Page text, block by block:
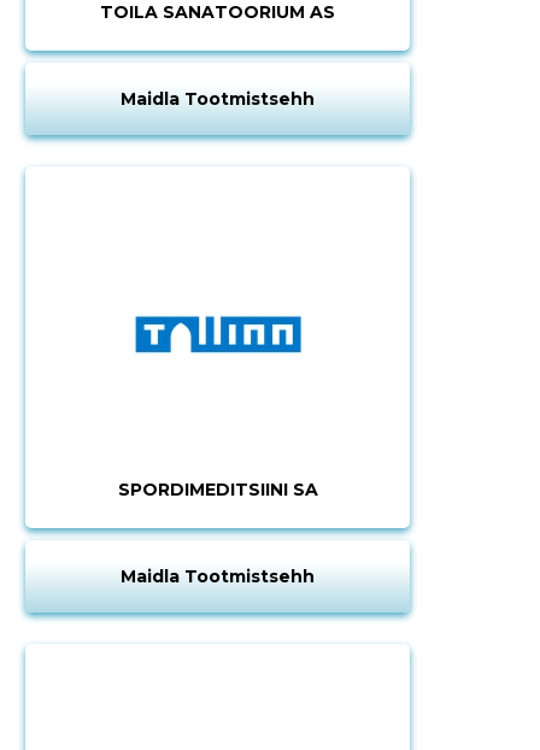
TOILA SANATOORIUM AS
Maidla Tootmistsehh
SPORDIMEDITSIINI SA
Maidla Tootmistsehh